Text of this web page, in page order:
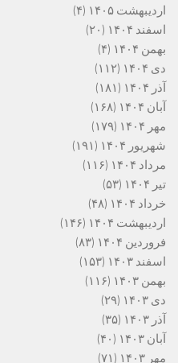
اردیبهشت ۱۴۰۵
(۴)
اسفند ۱۴۰۴
(۲۰)
بهمن ۱۴۰۴
(۴)
دی ۱۴۰۴
(۱۱۲)
آذر ۱۴۰۴
(۱۸۱)
آبان ۱۴۰۴
(۱۶۸)
مهر ۱۴۰۴
(۱۷۹)
شهریور ۱۴۰۴
(۱۹۱)
مرداد ۱۴۰۴
(۱۱۶)
تیر ۱۴۰۴
(۵۳)
خرداد ۱۴۰۴
(۴۸)
اردیبهشت ۱۴۰۴
(۱۴۶)
فروردین ۱۴۰۴
(۸۳)
اسفند ۱۴۰۳
(۱۵۳)
بهمن ۱۴۰۳
(۱۱۶)
دی ۱۴۰۳
(۲۹)
آذر ۱۴۰۳
(۳۵)
آبان ۱۴۰۳
(۴۰)
مهر ۱۴۰۳
(۷۱)